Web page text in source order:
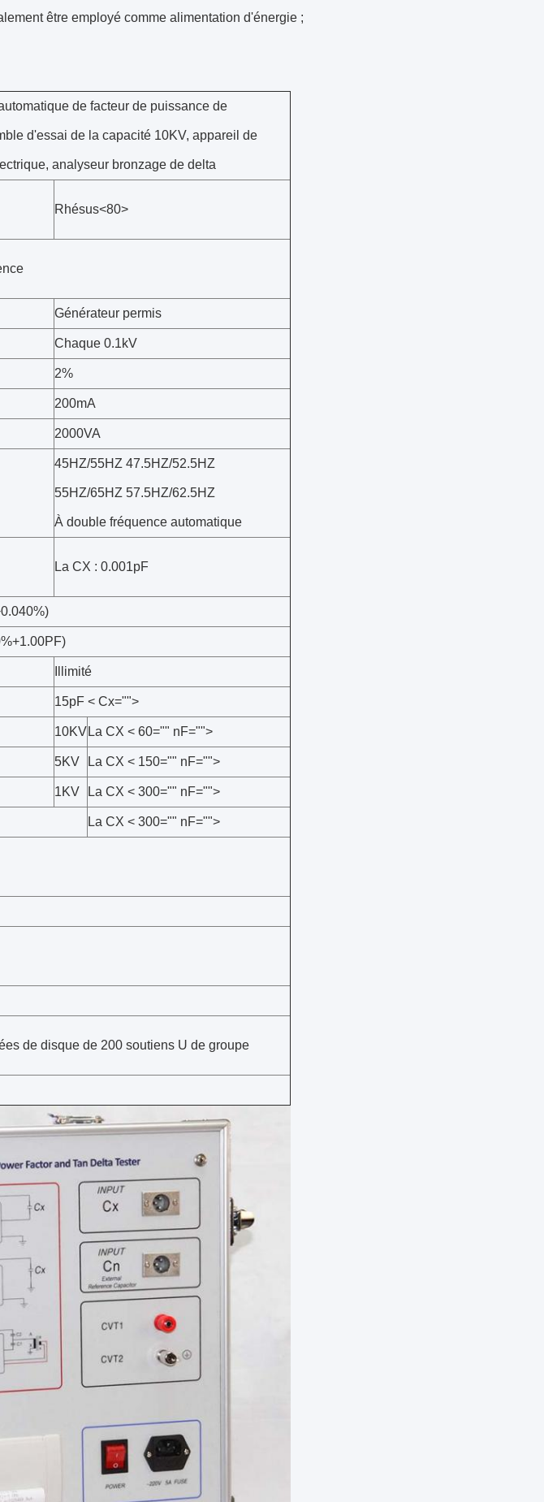
être employé comme alimentation d'énergie ;
de facteur de puissance de
d'essai de la capacité 10KV, appareil de
analyseur bronzage de delta
Rhésus<80>
Générateur permis
Chaque 0.1kV
2%
200mA
2000VA
45HZ/55HZ 47.5HZ/52.5HZ
55HZ/65HZ 57.5HZ/62.5HZ
À double fréquence automatique
La CX : 0.001pF
Illimité
15pF < Cx="">
10KV La CX < 60="" nF="">
5KV La CX < 150="" nF="">
1KV La CX < 300="" nF="">
La CX < 300="" nF="">
de disque de 200 soutiens U de groupe